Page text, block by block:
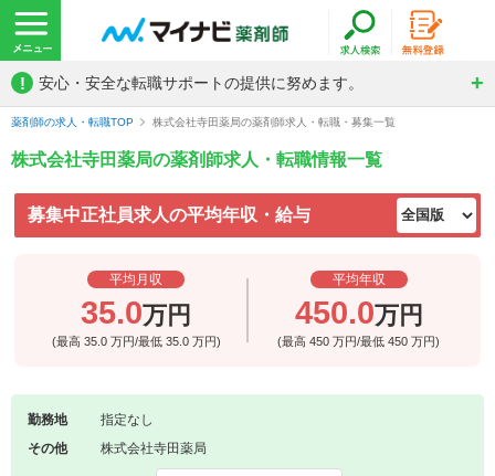
! 安心・安全な転職サポートの提供に努めます。
薬剤師の求人・転職TOP 株式会社寺田薬局の薬剤師求人・転職・募集一覧
株式会社寺田薬局の薬剤師求人・転職情報一覧
募集中正社員求人の平均年収・給与
平均月収
35.0万円
(最高 35.0 万円/最低 35.0 万円)
平均年収
450.0万円
(最高450万円/最低450万円)
勤務地
指定なし
その他
株式会社寺田薬局